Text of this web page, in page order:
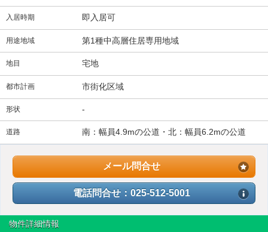
入居時期 即入居可
用途地域 第1種中高層住居専用地域
地目 宅地
都市計画 市街化区域
形状 -
道路 南：幅員4.9mの公道・北：幅員6.2mの公道
メール問合せ
電話問合せ：025-512-5001
物件詳細情報